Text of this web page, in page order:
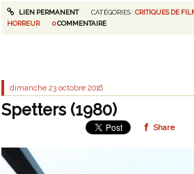
LIEN PERMANENT CATÉGORIES :CRITIQUES DE
HORREUR
0COMMENTAIRE
dimanche 23 octobre 2016
Spetters (1980)
Share